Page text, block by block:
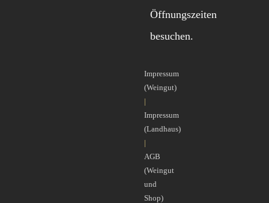
Öffnungszeiten
besuchen.
Impressum
(Weingut)
|
Impressum
(Landhaus)
|
AGB
(Weingut
und
Shop)